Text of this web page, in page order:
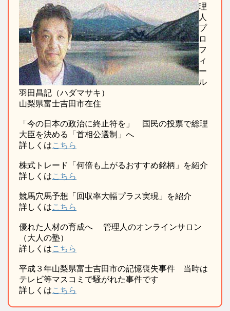
理
人
プ
ロ
フ
ィ
ー
ル
羽田昌記（ハダマサキ）
山梨県富士吉田市在住
「今の日本の政治に終止符を」 国民の投票で総理
大臣を決める「首相公選制」へ
詳しくはこちら
株式トレード「何倍も上がるおすすめ銘柄」を紹介
詳しくはこちら
競馬穴馬予想「回収率大幅プラス実現」を紹介
詳しくはこちら
優れた人材の育成へ 管理人のオンラインサロン
（大人の塾）
詳しくはこちら
平成３年山梨県富士吉田市の記憶喪失事件 当時は
テレビ等マスコミで騒がれた事件です
詳しくはこちら